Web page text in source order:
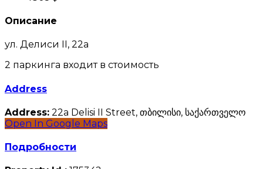
Описание
ул. Делиси II, 22а
2 паркинга входит в стоимость
Address
Address: 22a Delisi II Street, თბილისი, საქართველო
Open In Google Maps
Подробности